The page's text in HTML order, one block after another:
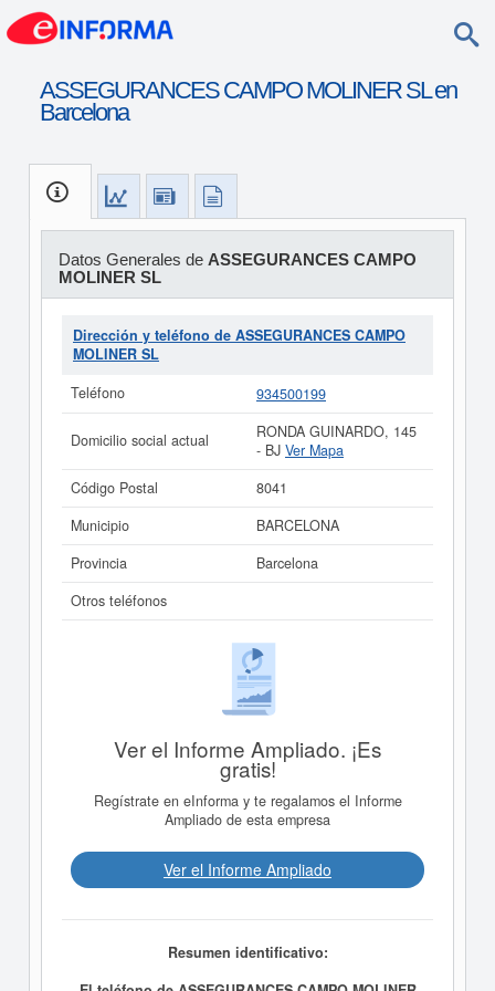
ASSEGURANCES CAMPO MOLINER SL en
Barcelona
Datos Generales de ASSEGURANCES CAMPO
MOLINER SL
Dirección y teléfono de ASSEGURANCES CAMPO
MOLINER SL
Teléfono
934500199
Domicilio social actual
RONDA GUINARDO, 145
- BJ Ver Mapa
Código Postal
8041
Municipio
BARCELONA
Provincia
Barcelona
Otros teléfonos
Ver el Informe Ampliado. ¡Es
gratis!
Regístrate en eInforma y te regalamos el Informe
Ampliado de esta empresa
Ver el Informe Ampliado
Resumen identificativo: